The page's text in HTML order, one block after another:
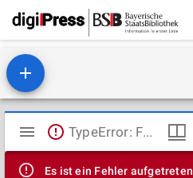
Mirador
Viewer
TypeError: Failed to fetch
Es ist ein Fehler aufgetreten